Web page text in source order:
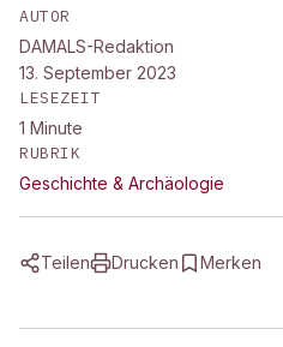
AUTOR
DAMALS-Redaktion
13. September 2023
LESEZEIT
1 Minute
RUBRIK
Geschichte & Archäologie
Teilen Drucken Merken